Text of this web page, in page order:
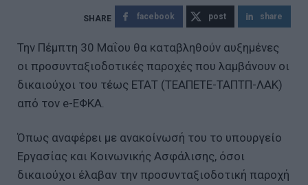
facebook post share
Την Πέμπτη 30 Μαΐου θα καταβληθούν αυξημένες
οι προσυνταξιοδοτικές παροχές που λαμβάνουν οι
δικαιούχοι του τέως ΕΤΑΤ (ΤΕΑΠΕΤΕ-ΤΑΠΤΠ-ΛΑΚ)
από τον e-ΕΦΚΑ.
Όπως αναφέρει με ανακοίνωσή του το υπουργείο
Εργασίας και Κοινωνικής Ασφάλισης, όσοι
δικαιούχοι έλαβαν την προσυνταξιοδοτική παροχή